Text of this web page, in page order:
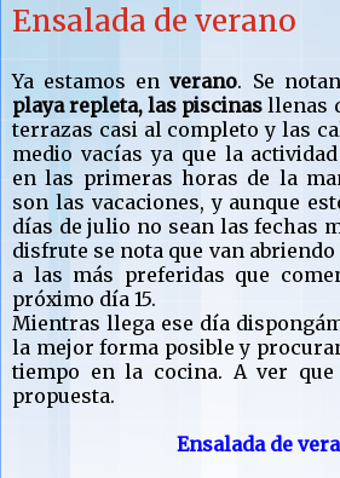
Ensalada de verano
Ya estamos enverano. Se
playa repleta, las piscinas llenas
terrazas casi al completo y las
medio vacías ya que la
en las primeras horas de la
son las vacaciones, y aunque
días de julio no sean las fechas
disfrute se nota que van
a las más preferidas que
próximo día 15.
Mientras llega ese día
la mejor forma posible y
tiempo en la cocina. A ver
propuesta.
Ensalada de